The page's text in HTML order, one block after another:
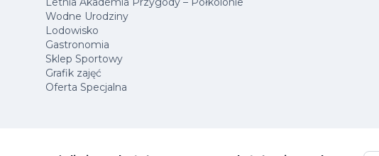
Wodne Urodziny
Lodowisko
Gastronomia
Sklep Sportowy
Grafik zajęć
Oferta Specjalna